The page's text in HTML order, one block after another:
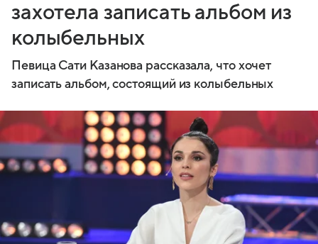
захотела записать альбом из
колыбельных
Певица Сати Казанова рассказала, что хочет
записать альбом, состоящий из колыбельных